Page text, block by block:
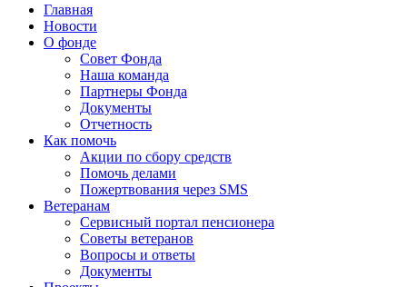
Главная
Новости
О фонде
Совет Фонда
Наша команда
Партнеры Фонда
Документы
Отчетность
Как помочь
Акции по сбору средств
Помочь делами
Пожертвования через SMS
Ветеранам
Сервисный портал пенсионера
Советы ветеранов
Вопросы и ответы
Документы